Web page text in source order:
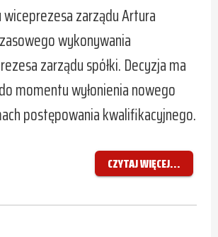
zarządu Artura
wykonywania
zarządu spółki. Decyzja ma
momentu wyłonienia nowego
postępowania kwalifikacyjnego.
CZYTAJ WIĘCEJ...